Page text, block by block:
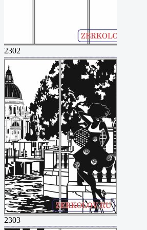
2302
2303